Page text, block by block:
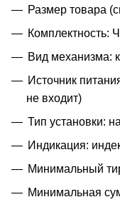
Размер товара
Комплектность:
Вид механизма:
Источник
не входит)
Тип установки:
Индикация:
Минимальный
Минимальная